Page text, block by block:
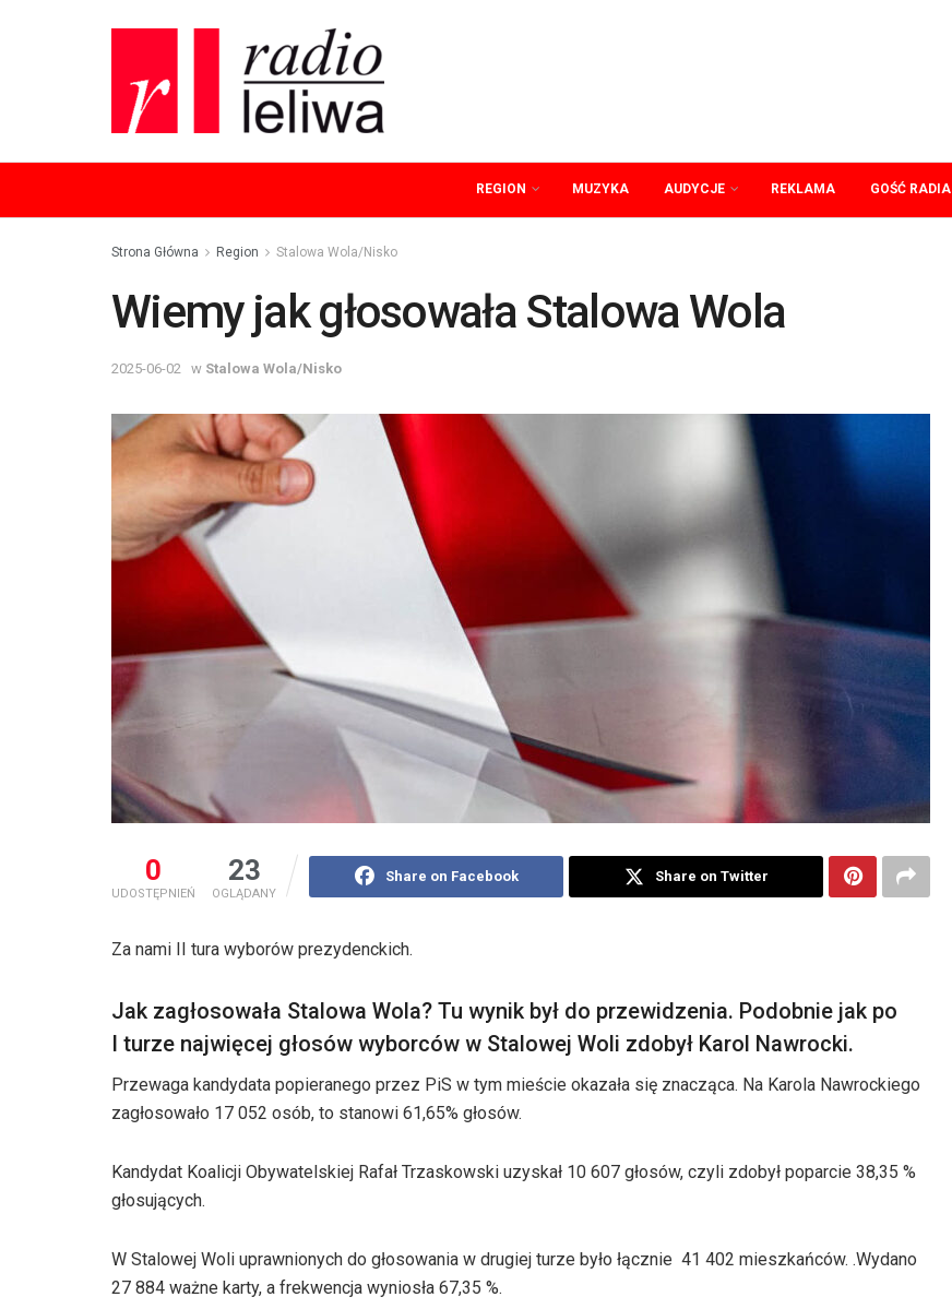
REGION MUZYKA AUDYCJE REKLAMA GOŚĆ RADIA
Strona Główna Region Stalowa Wola/Nisko
Wiemy jak głosowała Stalowa Wola
2025-06-02 w Stalowa Wola/Nisko
0
UDOSTĘPNIEŃ
23
OGLĄDANY
Share on Facebook Share on Twitter
Za nami II tura wyborów prezydenckich.
Jak zagłosowała Stalowa Wola? Tu wynik był do przewidzenia. Podobnie jak po
I turze najwięcej głosów wyborców w Stalowej Woli zdobył Karol Nawrocki.
Przewaga kandydata popieranego przez PiS w tym mieście okazała się znacząca. Na Karola Nawrockiego
zagłosowało 17 052 osób, to stanowi 61,65% głosów.
Kandydat Koalicji Obywatelskiej Rafał Trzaskowski uzyskał 10 607 głosów, czyli zdobył poparcie 38,35 %
głosujących.
W Stalowej Woli uprawnionych do głosowania w drugiej turze było łącznie 41 402 mieszkańców. .Wydano
27 884 ważne karty, a frekwencja wyniosła 67,35 %.